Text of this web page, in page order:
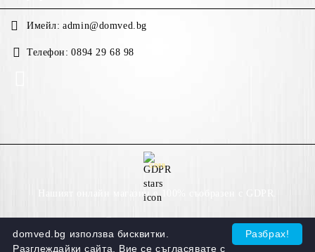
Имейл: admin@domved.bg
Телефон: 0894 29 68 98
GDPR
Нашият онлайн магазин е 100% съобразен с GDPR.
Разбрах!
domved.bg използва бисквитки.
Разглеждайки сайта, Вие се съгласявате с